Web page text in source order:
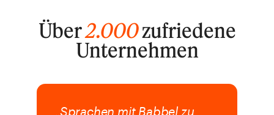
Über2.000zufriedene
Unternehmen
„Sprachen mit Babbel zu